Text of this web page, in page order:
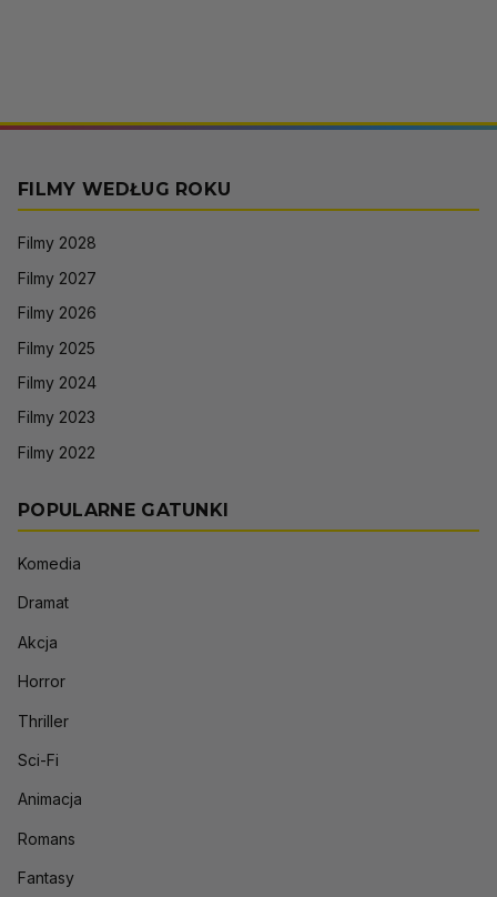
FILMY WEDŁUG ROKU
Filmy 2028
Filmy 2027
Filmy 2026
Filmy 2025
Filmy 2024
Filmy 2023
Filmy 2022
POPULARNE GATUNKI
Komedia
Dramat
Akcja
Horror
Thriller
Sci-Fi
Animacja
Romans
Fantasy